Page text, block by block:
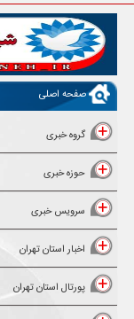
صفحه اصلی
گروه خبری
حوزه خبری
سرویس خبری
اخبار استان تهران
پورتال استان تهران